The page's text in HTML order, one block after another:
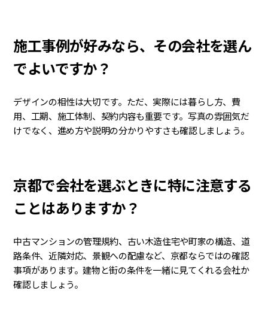
施工事例が好みなら、その会社を選ん
でよいですか？
デザインの相性は大切です。ただ、実際には暮らし方、費
用、工期、施工体制、契約内容も重要です。写真の雰囲気だ
けでなく、進め方や説明の分かりやすさも確認しましょう。
京都で会社を選ぶときに特に注意する
ことはありますか？
中古マンションの管理規約、古い木造住宅や町家の構造、道
路条件、近隣対応、景観への配慮など、京都ならではの確認
事項があります。建物と街の条件を一緒に見てくれる会社か
確認しましょう。